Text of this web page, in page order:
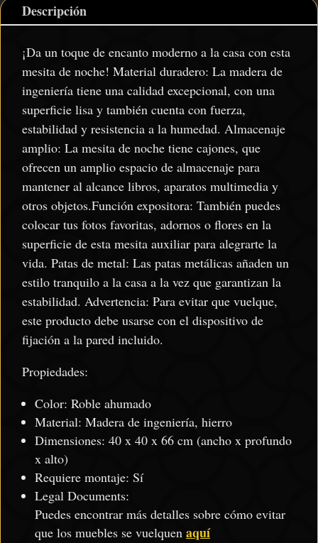
Descripción
¡Da un toque de encanto moderno a la casa con esta
mesita de noche! Material duradero: La madera de
ingeniería tiene una calidad excepcional, con una
superficie lisa y también cuenta con fuerza,
estabilidad y resistencia a la humedad. Almacenaje
amplio: La mesita de noche tiene cajones, que
ofrecen un amplio espacio de almacenaje para
mantener al alcance libros, aparatos multimedia y
otros objetos.Función expositora: También puedes
colocar tus fotos favoritas, adornos o flores en la
superficie de esta mesita auxiliar para alegrarte la
vida. Patas de metal: Las patas metálicas añaden un
estilo tranquilo a la casa a la vez que garantizan la
estabilidad. Advertencia: Para evitar que vuelque,
este producto debe usarse con el dispositivo de
fijación a la pared incluido.
Propiedades:
Color: Roble ahumado
Material: Madera de ingeniería, hierro
Dimensiones: 40 x 40 x 66 cm (ancho x profundo
x alto)
Requiere montaje: Sí
Legal Documents:
Puedes encontrar más detalles sobre cómo evitar
que los muebles se vuelquen aquí